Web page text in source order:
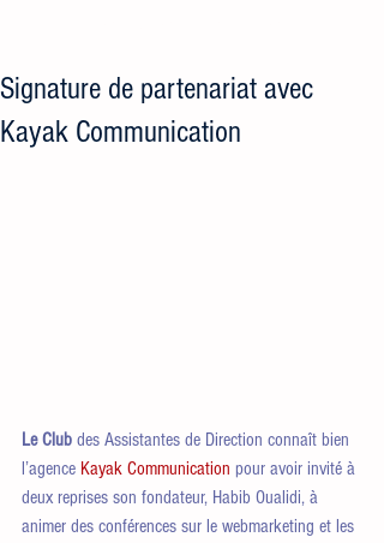
Signature de partenariat avec
Kayak Communication
Le Club des Assistantes de Direction connaît bien
l’agence Kayak Communication pour avoir invité à
deux reprises son fondateur, Habib Oualidi, à
animer des conférences sur le webmarketing et les